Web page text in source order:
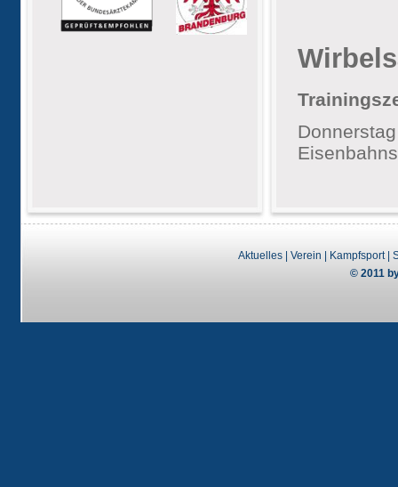
Aktuelles Verein Kampfsport|
© 2011